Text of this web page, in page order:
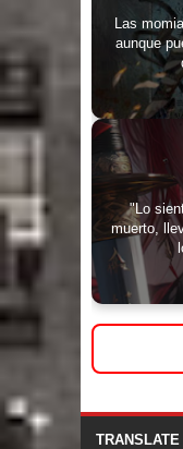
Las
aunque
"Lo
muerto,
TRANSLATE